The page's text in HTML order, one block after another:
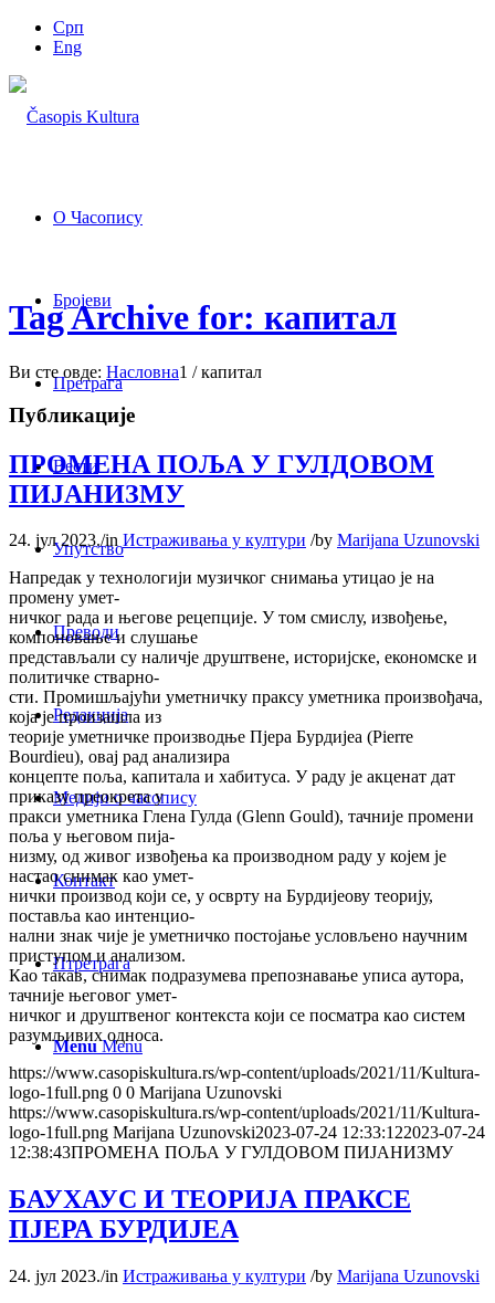
Срп
Eng
О Часопису
Бројеви
Претрага
Вести
Упутство
Преводи
Редакција
Медији о часопису
Контакт
Птретрага
Menu Menu
Tag Archive for: капитал
Ви сте овде: Насловна1 / капитал
Публикације
ПРОМЕНА ПОЉА У ГУЛДОВОМ
ПИЈАНИЗМУ
24. јул 2023./in Истраживања у култури /by Marijana Uzunovski
Напредак у технологији музичког снимања утицао је на
промену умет-
ничког рада и његове рецепције. У том смислу, извођење,
компоновање и слушање
представљали су наличје друштвене, историјске, економске и
политичке стварно-
сти. Промишљајући уметничку праксу уметника произвођача,
која је произашла из
теорије уметничке производње Пјера Бурдијеа (Pierre
Bourdieu), овај рад анализира
концепте поља, капитала и хабитуса. У раду је акценат дат
приказу преокрета у
пракси уметника Гленa Гулда (Glenn Gould), тачније промени
поља у његовом пија-
низму, од живог извођења ка производном раду у којем је
настао снимак као умет-
нички производ који се, у осврту на Бурдијеову теорију,
поставља као интенцио-
нални знак чије је уметничко постојање условљено научним
приступом и анализом.
Као такав, снимак подразумева препознавање уписа аутора,
тачније његовог умет-
ничког и друштвеног контекста који се посматра као систем
разумљивих односа.
https://www.casopiskultura.rs/wp-content/uploads/2021/11/Kultura-
logo-1full.png 0 0 Marijana Uzunovski
https://www.casopiskultura.rs/wp-content/uploads/2021/11/Kultura-
logo-1full.png Marijana Uzunovski2023-07-24 12:33:122023-07-24
12:38:43ПРОМЕНА ПОЉА У ГУЛДОВОМ ПИЈАНИЗМУ
БАУХАУС И ТЕОРИЈА ПРАКСЕ
ПЈЕРА БУРДИЈЕА
24. јул 2023./in Истраживања у култури /by Marijana Uzunovski